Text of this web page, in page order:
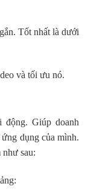
Tốt nhất là dưới
và tối ưu nó.
động. Giúp doanh
dụng của mình.
sau: